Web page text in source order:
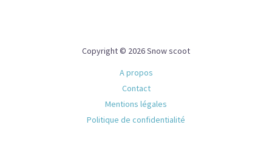
Copyright © 2026 Snow scoot
A propos
Contact
Mentions légales
Politique de confidentialité